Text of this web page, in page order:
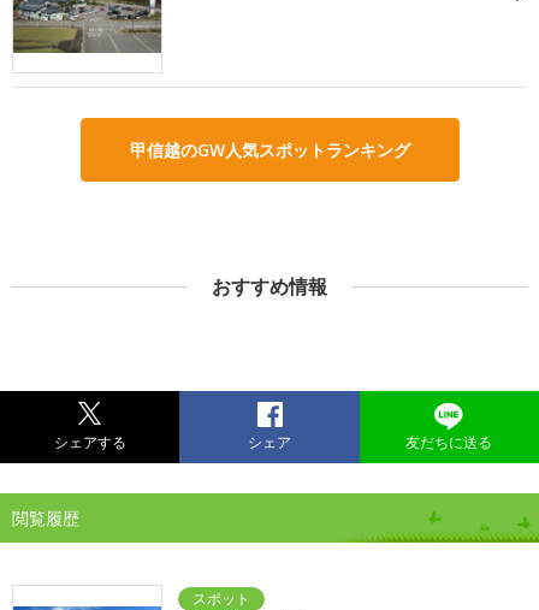
甲信越のGW人気スポットランキング
おすすめ情報
シェアする シェア 友だちに送る
閲覧履歴